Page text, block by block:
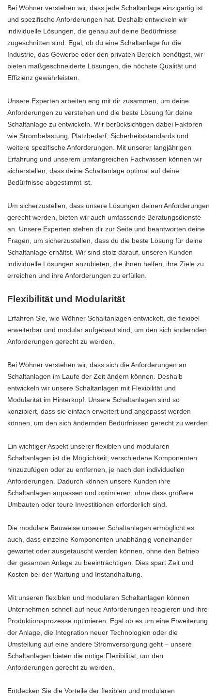
Bei Wöhner verstehen wir, dass jede Schaltanlage einzigartig ist
und spezifische Anforderungen hat. Deshalb entwickeln wir
individuelle Lösungen, die genau auf deine Bedürfnisse
zugeschnitten sind. Egal, ob du eine Schaltanlage für die
Industrie, das Gewerbe oder den privaten Bereich benötigst, wir
bieten maßgeschneiderte Lösungen, die höchste Qualität und
Effizienz gewährleisten.
Unsere Experten arbeiten eng mit dir zusammen, um deine
Anforderungen zu verstehen und die beste Lösung für deine
Schaltanlage zu entwickeln. Wir berücksichtigen dabei Faktoren
wie Strombelastung, Platzbedarf, Sicherheitsstandards und
weitere spezifische Anforderungen. Mit unserer langjährigen
Erfahrung und unserem umfangreichen Fachwissen können wir
sicherstellen, dass deine Schaltanlage optimal auf deine
Bedürfnisse abgestimmt ist.
Um sicherzustellen, dass unsere Lösungen deinen Anforderungen
gerecht werden, bieten wir auch umfassende Beratungsdienste
an. Unsere Experten stehen dir zur Seite und beantworten deine
Fragen, um sicherzustellen, dass du die beste Lösung für deine
Schaltanlage erhältst. Wir sind stolz darauf, unseren Kunden
individuelle Lösungen anzubieten, die ihnen helfen, ihre Ziele zu
erreichen und ihre Anforderungen zu erfüllen.
Flexibilität und Modularität
Erfahren Sie, wie Wöhner Schaltanlagen entwickelt, die flexibel
erweiterbar und modular aufgebaut sind, um den sich ändernden
Anforderungen gerecht zu werden.
Bei Wöhner verstehen wir, dass sich die Anforderungen an
Schaltanlagen im Laufe der Zeit ändern können. Deshalb
entwickeln wir unsere Schaltanlagen mit Flexibilität und
Modularität im Hinterkopf. Unsere Schaltanlagen sind so
konzipiert, dass sie einfach erweitert und angepasst werden
können, um den sich ändernden Bedürfnissen gerecht zu werden.
Ein wichtiger Aspekt unserer flexiblen und modularen
Schaltanlagen ist die Möglichkeit, verschiedene Komponenten
hinzuzufügen oder zu entfernen, je nach den individuellen
Anforderungen. Dadurch können unsere Kunden ihre
Schaltanlagen anpassen und optimieren, ohne dass größere
Umbauten oder teure Investitionen erforderlich sind.
Die modulare Bauweise unserer Schaltanlagen ermöglicht es
auch, dass einzelne Komponenten unabhängig voneinander
gewartet oder ausgetauscht werden können, ohne den Betrieb
der gesamten Anlage zu beeinträchtigen. Dies spart Zeit und
Kosten bei der Wartung und Instandhaltung.
Mit unseren flexiblen und modularen Schaltanlagen können
Unternehmen schnell auf neue Anforderungen reagieren und ihre
Produktionsprozesse optimieren. Egal ob es um eine Erweiterung
der Anlage, die Integration neuer Technologien oder die
Umstellung auf eine andere Stromversorgung geht – unsere
Schaltanlagen bieten die nötige Flexibilität, um den
Anforderungen gerecht zu werden.
Entdecken Sie die Vorteile der flexiblen und modularen